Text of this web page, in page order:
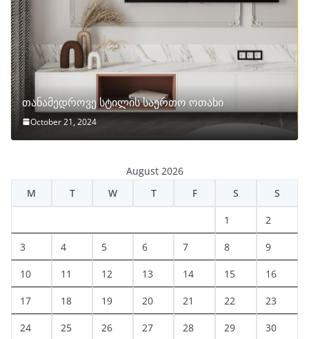
თანამედროვე სტილის საერთო ოთახი
October 21, 2024
August 2026
M
T W T F S S
1 2
3 4 5 6 7 8 9
10 11 12 13 14 15 16
17 18 19 20 21 22 23
24 25 26 27 28 29 30